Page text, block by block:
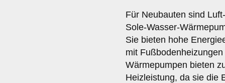
Für Neubauten sind
Sole-Wasser-
Sie bieten hohe
mit
Wärmepumpen bieten
Heizleistung, da sie die